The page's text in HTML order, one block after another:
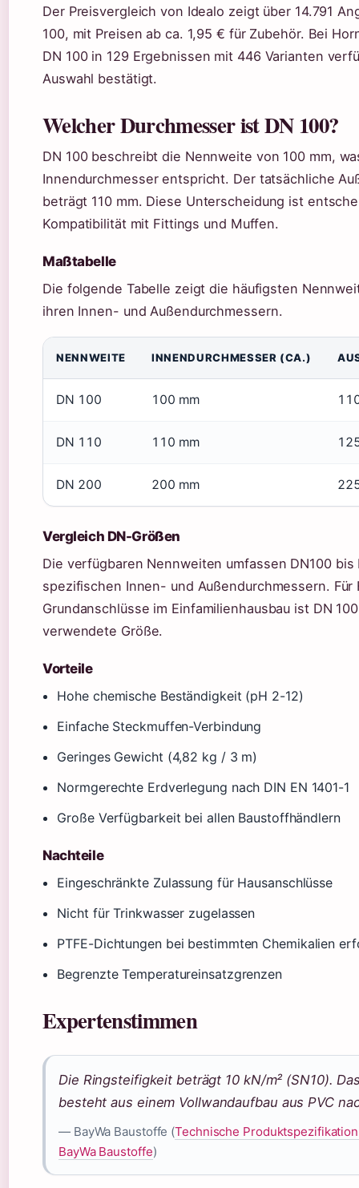
Der Preisvergleich von Idealo zeigt über 14.791
100, mit Preisen ab ca. 1,95 € für Zubehör. Bei
DN 100 in 129 Ergebnissen mit 446 Varianten
Auswahl bestätigt.
Welcher Durchmesser ist DN 100?
DN 100 beschreibt die Nennweite von 100 mm,
Innendurchmesser entspricht. Der tatsächliche
beträgt 110 mm. Diese Unterscheidung ist
Kompatibilität mit Fittings und Muffen.
Maßtabelle
Die folgende Tabelle zeigt die häufigsten
ihren Innen- und Außendurchmessern.
NENNWEITE INNENDURCHMESSER (CA.)
DN 100 100 mm
DN 110 110 mm
DN 200 200 mm
Vergleich DN-Größen
Die verfügbaren Nennweiten umfassen DN100
spezifischen Innen- und Außendurchmessern. Für
Grundanschlüsse im Einfamilienhausbau ist DN
verwendete Größe.
Vorteile
Hohe chemische Beständigkeit (pH 2-12)
Einfache Steckmuffen-Verbindung
Geringes Gewicht (4,82 kg / 3 m)
Normgerechte Erdverlegung nach DIN EN 1401-1
Große Verfügbarkeit bei allen Baustoffhändlern
Nachteile
Eingeschränkte Zulassung für Hausanschlüsse
Nicht für Trinkwasser zugelassen
PTFE-Dichtungen bei bestimmten Chemikalien
Begrenzte Temperatureinsatzgrenzen
Expertenstimmen
Die Ringsteifigkeit beträgt 10 kN/m² (SN10).
besteht aus einem Vollwandaufbau aus PVC
— BayWa Baustoffe (Technische
BayWa Baustoffe)